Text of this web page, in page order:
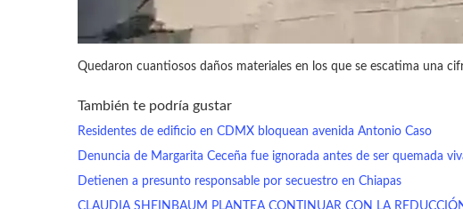
Quedaron cuantiosos daños materiales en los que se escatima una
También te podría gustar
Residentes de edificio en CDMX bloquean avenida Antonio Caso
Denuncia de Margarita Ceceña fue ignorada antes de ser quemada
Detienen a presunto responsable por secuestro en Chiapas
CLAUDIA SHEINBAUM PLANTEA CONTINUAR CON LA